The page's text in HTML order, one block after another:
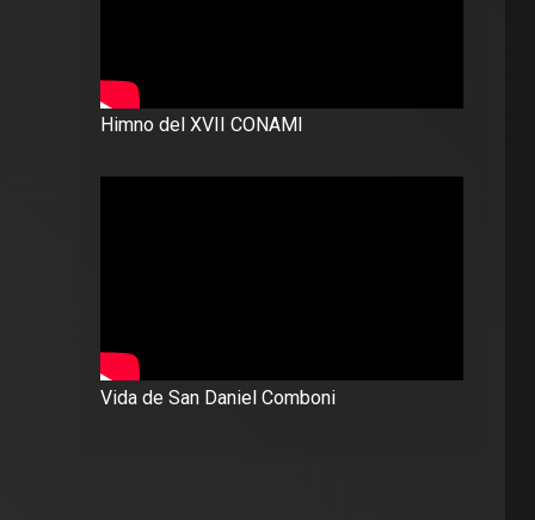
Himno del XVII CONAMI
Vida de San Daniel Comboni